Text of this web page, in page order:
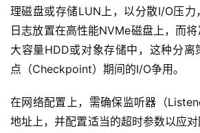
理磁盘或存储LUN上，以分散I/O压
日志放置在高性能NVMe磁盘上，而
大容量HDD或对象存储中，这种分离
点（Checkpoint）期间的I/O争用。
在网络配置上，需确保监听器（
地址上，并配置适当的超时参数以应